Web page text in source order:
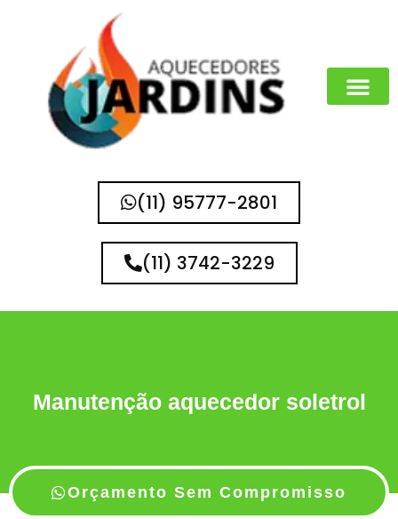
(11) 95777-2801
(11) 3742-3229
Manutenção aquecedor soletrol
Orçamento Sem Compromisso